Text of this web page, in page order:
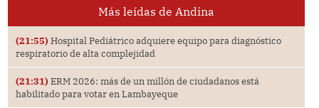
Más leídas de Andina
(21:55) Hospital Pediátrico adquiere equipo para diagnóstico
respiratorio de alta complejidad
(21:31) ERM 2026: más de un millón de ciudadanos está
habilitado para votar en Lambayeque